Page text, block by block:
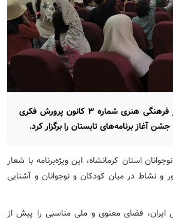
هم‌زمان با مراکز سراسر استان و در آستانه روز خانواده، مرکز فرهنگی هنری شماره ۳ کانون پرورش فکری
استان کرمانشاه، این ویژه‌برنامه با شعار
و نشاط در میان کودکان و نوجوانان و آشنایی
فضای معنوی و ملی مناسبی را پیش از